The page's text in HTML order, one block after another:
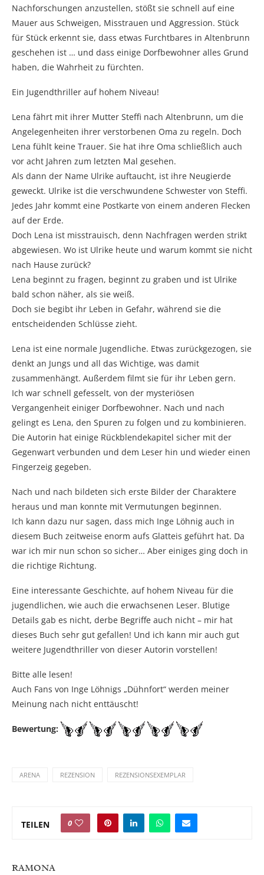
Nachforschungen anzustellen, stößt sie schnell auf eine
Mauer aus Schweigen, Misstrauen und Aggression. Stück
für Stück erkennt sie, dass etwas Furchtbares in Altenbrunn
geschehen ist … und dass einige Dorfbewohner alles Grund
haben, die Wahrheit zu fürchten.
Ein Jugendthriller auf hohem Niveau!
Lena fährt mit ihrer Mutter Steffi nach Altenbrunn, um die
Angelegenheiten ihrer verstorbenen Oma zu regeln. Doch
Lena fühlt keine Trauer. Sie hat ihre Oma schließlich auch
vor acht Jahren zum letzten Mal gesehen.
Als dann der Name Ulrike auftaucht, ist ihre Neugierde
geweckt. Ulrike ist die verschwundene Schwester von Steffi.
Jedes Jahr kommt eine Postkarte von einem anderen Flecken
auf der Erde.
Doch Lena ist misstrauisch, denn Nachfragen werden strikt
abgewiesen. Wo ist Ulrike heute und warum kommt sie nicht
nach Hause zurück?
Lena beginnt zu fragen, beginnt zu graben und ist Ulrike
bald schon näher, als sie weiß.
Doch sie begibt ihr Leben in Gefahr, während sie die
entscheidenden Schlüsse zieht.
Lena ist eine normale Jugendliche. Etwas zurückgezogen, sie
denkt an Jungs und all das Wichtige, was damit
zusammenhängt. Außerdem filmt sie für ihr Leben gern.
Ich war schnell gefesselt, von der mysteriösen
Vergangenheit einiger Dorfbewohner. Nach und nach
gelingt es Lena, den Spuren zu folgen und zu kombinieren.
Die Autorin hat einige Rückblendekapitel sicher mit der
Gegenwart verbunden und dem Leser hin und wieder einen
Fingerzeig gegeben.
Nach und nach bildeten sich erste Bilder der Charaktere
heraus und man konnte mit Vermutungen beginnen.
Ich kann dazu nur sagen, dass mich Inge Löhnig auch in
diesem Buch zeitweise enorm aufs Glatteis geführt hat. Da
war ich mir nun schon so sicher… Aber einiges ging doch in
die richtige Richtung.
Eine interessante Geschichte, auf hohem Niveau für die
jugendlichen, wie auch die erwachsenen Leser. Blutige
Details gab es nicht, derbe Begriffe auch nicht – mir hat
dieses Buch sehr gut gefallen! Und ich kann mir auch gut
weitere Jugendthriller von dieser Autorin vorstellen!
Bitte alle lesen!
Auch Fans von Inge Löhnigs „Dühnfort“ werden meiner
Meinung nach nicht enttäuscht!
Bewertung:
ARENA REZENSION REZENSIONSEXEMPLAR
TEILEN 0
RAMONA